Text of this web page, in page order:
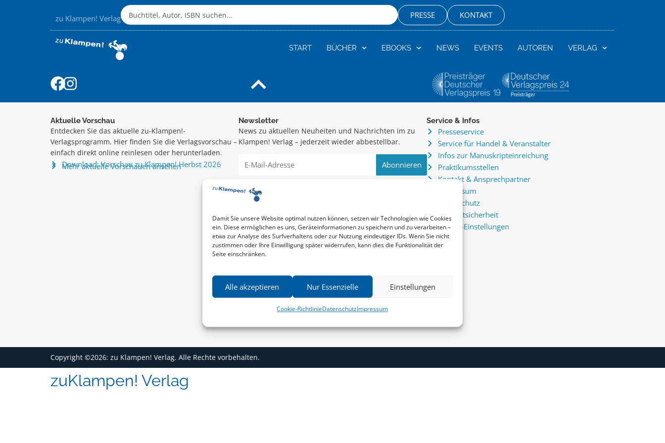
Damit Sie unsere Website optimal nutzen können, setzen wir Technologien wie Cookies
ein. Diese ermöglichen es uns, Geräteinformationen zu speichern und zu verarbeiten –
etwa zur Analyse des Surfverhaltens oder zur Nutzung eindeutiger IDs. Wenn Sie nicht
zustimmen oder Ihre Einwilligung später widerrufen, kann dies die Funktionalität der
Seite einschränken.
Alle akzeptieren Nur Essenzielle Einstellungen
Cookie-RichtlinieDatenschutzImpressum
zu Klampen! Verlag PRESSE KONTAKT
START BÜCHER EBOOKS NEWS EVENTS AUTOREN VERLAG
Aktuelle Vorschau
Entdecken Sie das aktuelle zu-Klampen!-
Verlagsprogramm. Hier finden Sie die Verlagsvorschau –
einfach direkt online reinlesen oder herunterladen.
Download: Vorschau zu Klampen! Herbst 2026
Mehr aktuelle Vorschauen ansehen
Newsletter
News zu aktuellen Neuheiten und Nachrichten im zu
Klampen! Verlag – jederzeit wieder abbestellbar.
Allgemein
Kritische Theorie / Philosophie
Essays
Regionalia
Belletristik & Biografien
Humor & Satire
Ihre Daten werden gemäß unserer Datenschutzerklärung
nur zur Personalisierung des Newsletters verwendet. Sie
Service & Infos
Presseservice
Service für Handel & Veranstalter
Infos zur Manuskripteinreichung
Praktikumsstellen
Kontakt & Ansprechpartner
Impressum
Datenschutz
Produktsicherheit
Cookie-Einstellungen
Copyright ©2026: zu Klampen! Verlag. Alle Rechte vorbehalten.
zuKlampen! Verlag